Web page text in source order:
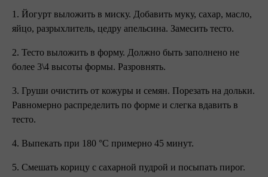
1. Йогурт выложить в миску. Добавить муку, сахар, масло,
яйцо, разрыхлитель, цедру апельсина. Замесить тесто.
2. Тесто выложить в форму. Должно быть заполнено не
более 3\4 высоты формы. Разровнять.
3. Груши очистить от кожуры и семян. Порезать на дольки.
Равномерно распределить по форме и слегка вдавить в
тесто.
4. Выпекать при 180 °С примерно 45 минут.
5. Смешать корицу с сахарной пудрой и посыпать пирог.